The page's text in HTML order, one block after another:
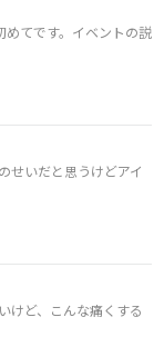
てです。イベントの説
せいだと思うけどアイ
けど、こんな痛くする